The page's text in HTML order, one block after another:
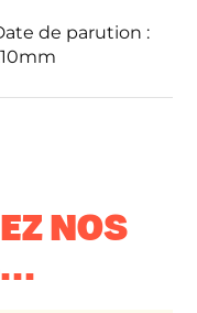
de parution :
NOS